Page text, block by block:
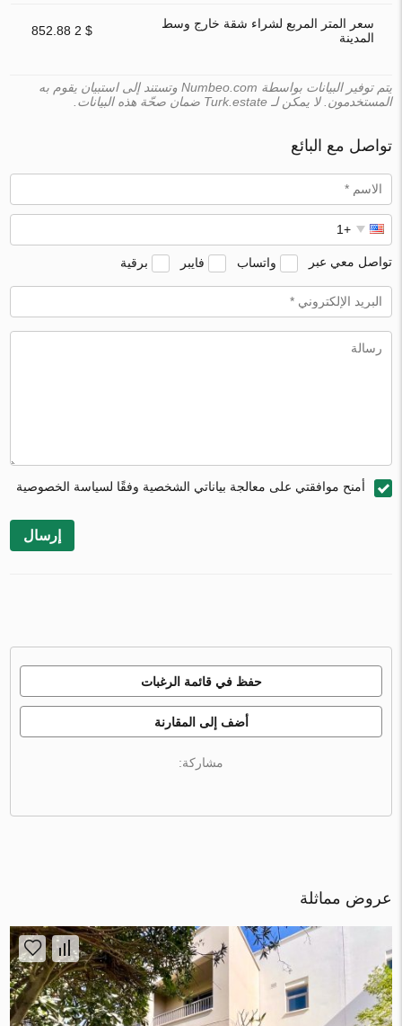
سعر المتر المربع لشراء شقة خارج وسط
المدينة
$ 2 852.88
يتم توفير البيانات بواسطة Numbeo.com وتستند إلى استبيان يقوم به
المستخدمون. لا يمكن لـ Turk.estate ضمان صحّة هذه البيانات.
تواصل مع البائع
تواصل معي عبر واتساب فايبر برقية
أمنح موافقتي على معالجة بياناتي الشخصية وفقًا لسياسة الخصوصية
إرسال
حفظ في قائمة الرغبات
أضف إلى المقارنة
مشاركة:
عروض مماثلة